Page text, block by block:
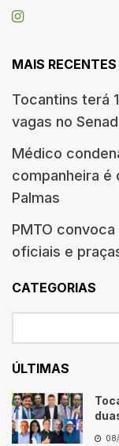
MAIS RECENTES
Tocantins terá
vagas no
Médico
companheira é
Palmas
PMTO
oficiais e
CATEGORIAS
ÚLTIMAS